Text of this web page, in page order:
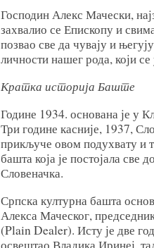
Господин Алекс Мачески,
захвалио се Епископу и
позвао све да чувају и
личности нашег рода, који
Кратка историја Баште
Године 1934. основана је у
Три године касније, 1937,
прикључе овом подухвату и
башта која је постојала све
Словеначка.
Српска културна башта
Алекса Маческог,
(Plain Dealer). Исту је две